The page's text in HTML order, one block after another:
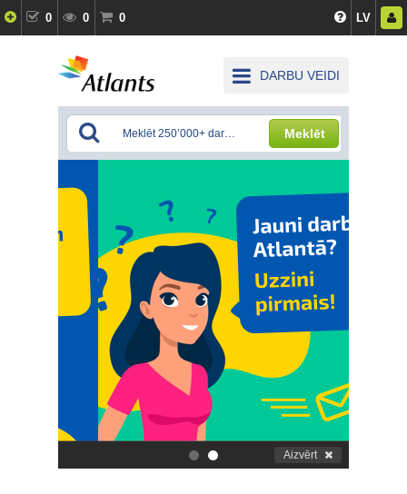
0 0 0 LV
DARBU VEIDI
Meklēt
. Aizvērt